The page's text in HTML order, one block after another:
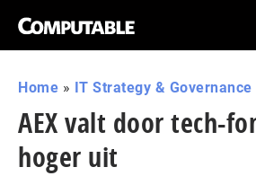
Home » IT Strategy & Governance
AEX valt door tech-
hoger uit